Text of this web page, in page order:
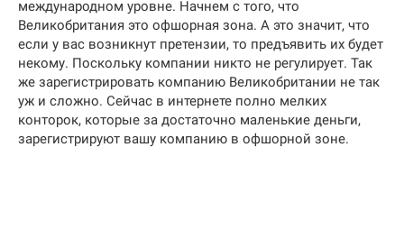
международном уровне. Начнем с того, что
Великобритания это офшорная зона. А это значит, что
если у вас возникнут претензии, то предъявить их будет
некому. Поскольку компании никто не регулирует. Так
же зарегистрировать компанию Великобритании не так
уж и сложно. Сейчас в интернете полно мелких
конторок, которые за достаточно маленькие деньги,
зарегистрируют вашу компанию в офшорной зоне.